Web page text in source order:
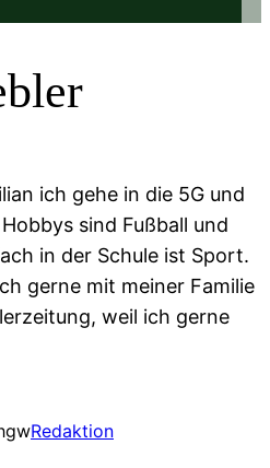
ich gehe in die 5G und
sind Fußball und
in der Schule ist Sport.
gerne mit meiner Familie
weil ich gerne
Redaktion